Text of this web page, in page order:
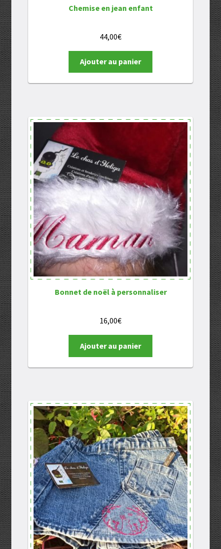
Chemise en jean enfant
44,00€
Ajouter au panier
Bonnet de noël à personnaliser
16,00€
Ajouter au panier